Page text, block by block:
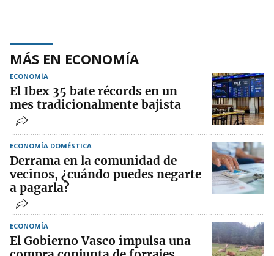
MÁS EN ECONOMÍA
ECONOMÍA
El Ibex 35 bate récords en un
mes tradicionalmente bajista
ECONOMÍA DOMÉSTICA
Derrama en la comunidad de
vecinos, ¿cuándo puedes negarte
a pagarla?
ECONOMÍA
El Gobierno Vasco impulsa una